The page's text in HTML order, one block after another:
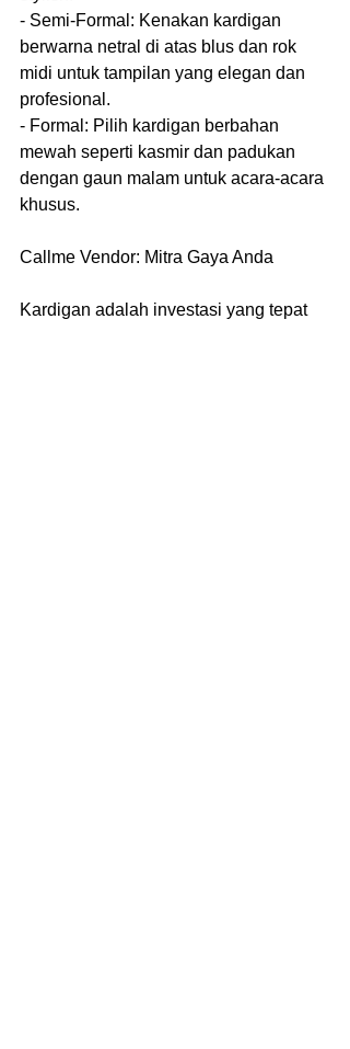
- Semi-Formal: Kenakan kardigan
berwarna netral di atas blus dan rok
midi untuk tampilan yang elegan dan
profesional.
- Formal: Pilih kardigan berbahan
mewah seperti kasmir dan padukan
dengan gaun malam untuk acara-acara
khusus.
Callme Vendor: Mitra Gaya Anda
Kardigan adalah investasi yang tepat